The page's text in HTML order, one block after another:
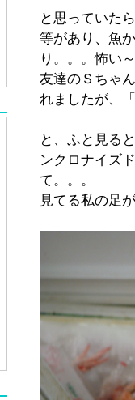
と思っていた
等があり、魚
り。。。怖い～
友達のＳちゃ
れましたが、
と、ふと見る
ンクロナイズ
て。。。
見てる私の足